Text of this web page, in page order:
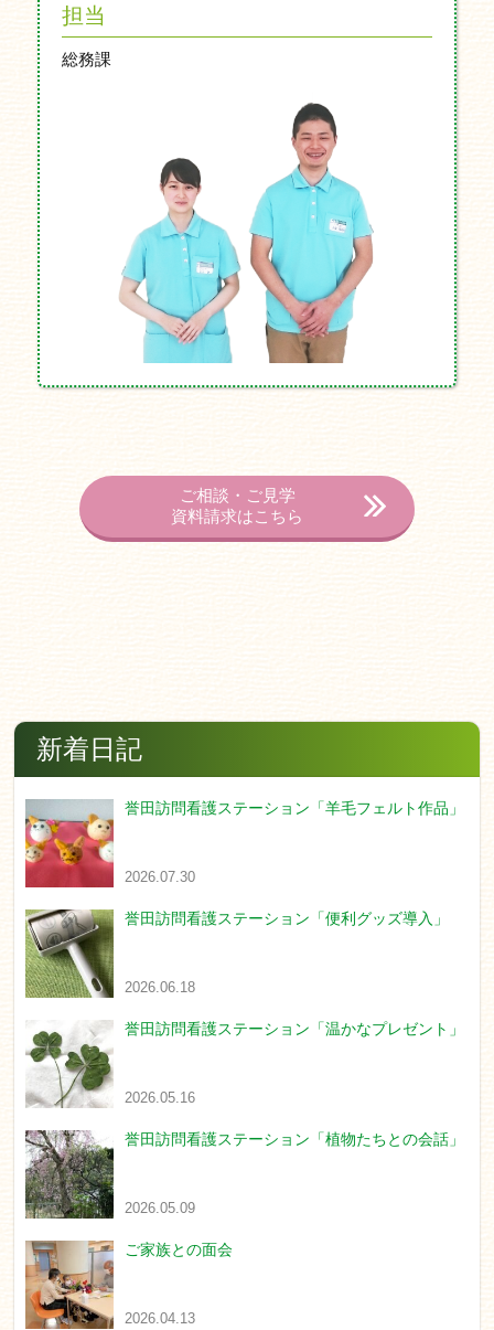
担当
総務課
ご相談・ご見学
資料請求はこちら
新着日記
誉田訪問看護ステーション「羊毛フェルト作品」
2026.07.30
誉田訪問看護ステーション「便利グッズ導入」
2026.06.18
誉田訪問看護ステーション「温かなプレゼント」
2026.05.16
誉田訪問看護ステーション「植物たちとの会話」
2026.05.09
ご家族との面会
2026.04.13